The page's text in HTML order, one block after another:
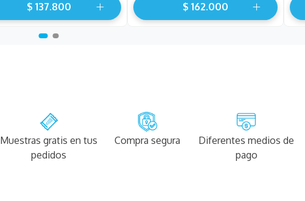
$ 137.800 $ 162.000
Muestras gratis en tus
pedidos
Compra segura
Diferentes medios de
pago